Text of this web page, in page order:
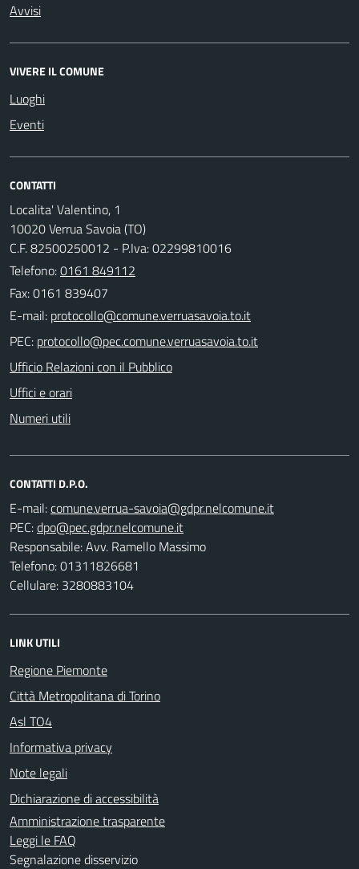
Avvisi
VIVERE IL COMUNE
Luoghi
Eventi
CONTATTI
Localita' Valentino, 1
10020 Verrua Savoia (TO)
C.F. 82500250012 - P.Iva: 02299810016
Telefono:0161 849112
Fax: 0161 839407
E-mail:
PEC:
Ufficio Relazioni con il Pubblico
Uffici e orari
Numeri utili
CONTATTI D.P.O.
E-mail:
PEC:
Responsabile: Avv. Ramello Massimo
Telefono: 01311826681
Cellulare: 3280883104
LINK UTILI
Regione Piemonte
Città Metropolitana di Torino
Asl TO4
Informativa privacy
Note legali
Dichiarazione di accessibilità
Amministrazione trasparente
Leggi le FAQ
Segnalazione disservizio